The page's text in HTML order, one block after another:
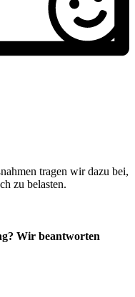
tragen wir dazu bei,
zu belasten.
Wir beantworten